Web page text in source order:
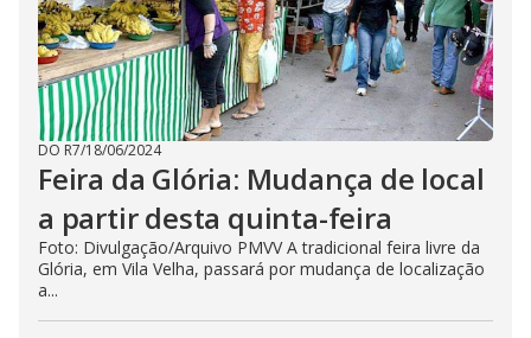
DO R7/18/06/2024
Feira da Glória: Mudança de local
a partir desta quinta-feira
Foto: Divulgação/Arquivo PMVV A tradicional feira livre da
Glória, em Vila Velha, passará por mudança de localização
a...